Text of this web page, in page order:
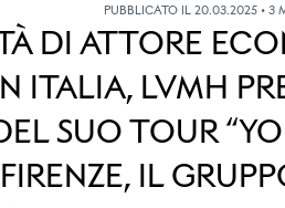
DI ATTORE
ITALIA, LVMH
SUO TOUR
IL
PUBBLICATO IL 20.03.2025 • 3